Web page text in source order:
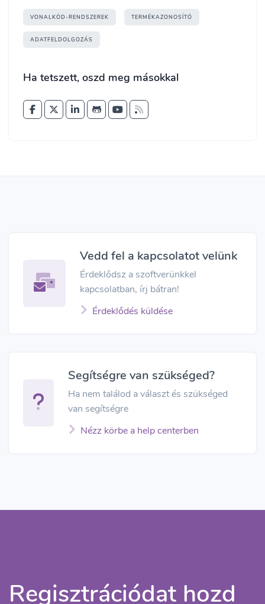
VONALKÓD-RENDSZEREK TERMÉKAZONOSÍTÓ
ADATFELDOLGOZÁS
Ha tetszett, oszd meg másokkal
Vedd fel a kapcsolatot velünk
Érdeklődsz a szoftverünkkel
kapcsolatban, írj bátran!
Érdeklődés küldése
Segítségre van szükséged?
Ha nem találod a választ és szükséged
van segítségre
Nézz körbe a help centerben
Regisztrációdat hozd